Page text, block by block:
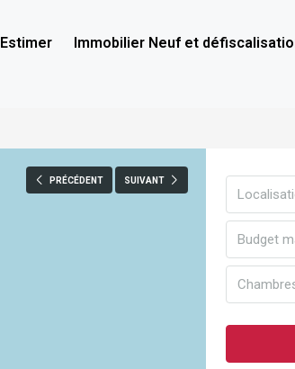
Estimer Immobilier Neuf et
PRÉCÉDENT SUIVANT
Budget